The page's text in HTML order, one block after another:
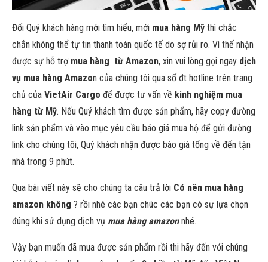
Đối Quý khách hàng mới tìm hiểu, mới mua hàng Mỹ thì chắc
chắn không thể tự tin thanh toán quốc tế do sợ rủi ro. Vì thế nhận
được sự hỗ trợ mua hàng từ Amazon, xin vui lòng gọi ngay dịch
vụ mua hàng Amazon của chúng tôi qua số đt hotline trên trang
chủ của VietAir Cargo để được tư vấn về kinh nghiệm mua
hàng từ Mỹ. Nếu Quý khách tìm được sản phẩm, hãy copy đường
link sản phẩm và vào mục yêu cầu báo giá mua hộ để gửi đường
link cho chúng tôi, Quý khách nhận được báo giá tổng về đến tận
nhà trong 9 phút.
Qua bài viết này sẽ cho chúng ta câu trả lời Có nên mua hàng
amazon không ? rồi nhé các bạn chúc các bạn có sự lựa chọn
đúng khi sử dụng dịch vụ mua hàng amazonnhé.
Vậy bạn muốn đã mua được sản phẩm rồi thi hãy đến với chúng